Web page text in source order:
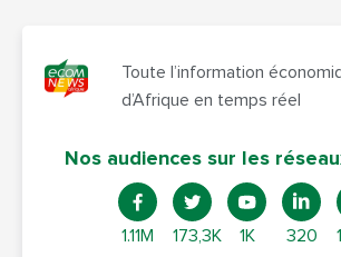
Toute l’information
d’Afrique en temps réel
Nos audiences sur les
1.11M 173,3K 1K 320